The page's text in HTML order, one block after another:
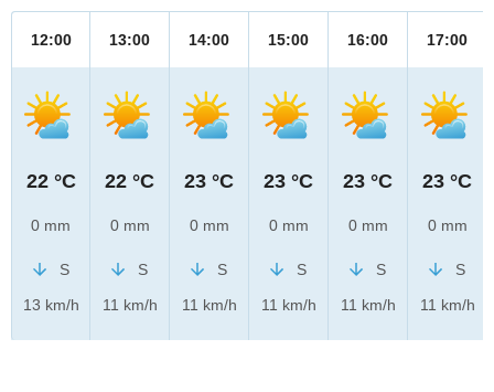
12:00
22 °C
0 mm
S
13 km/h
13:00
22 °C
0 mm
S
11 km/h
14:00
23 °C
0 mm
S
11 km/h
15:00
23 °C
0 mm
S
11 km/h
16:00
23 °C
0 mm
S
11 km/h
17:00
23 °C
0 mm
S
11 km/h